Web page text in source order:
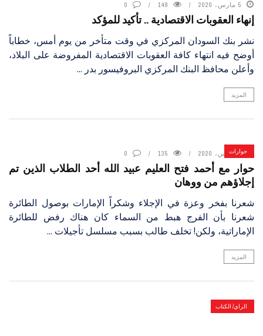
5 مارس، 2020 149
0
إنهاء العقوبات الاقتصادية .. تأكيد للمؤكد
نشر بنك السودان المركزي في وقت متأخر من يوم أمس، خطاباً
أوضح فيه انتهاء كافة العقوبات الاقتصادية المفروضة على البلاد،
وأعلن محافظ البنك المركزي البروفيسور بدر ...
المزيد
حوارات
5 مارس، 2020 135
0
حوار مع أحمد فتح العليم عبيد الله أحد الطلاب الذين تم
إجلاؤهم من ووهان
شعرنا بفخر وعزة في الإجلاء وشكراً الإمارات بوصول الطائرة
شعرنا بأن الفرج هبط من السماء كان هناك رفض للطائرة
الإماراتية، ولكن! تخلف طالب بسبب مسلسل تأجيلات ...
المزيد
الراي/ الكتاب